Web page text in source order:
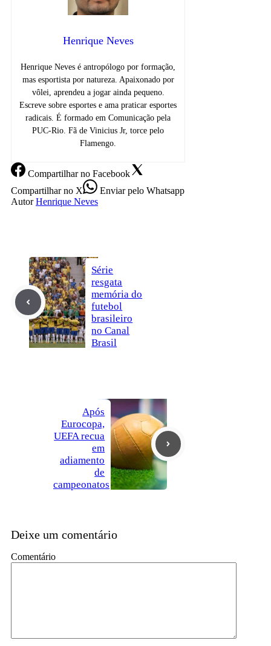
Henrique Neves
Henrique Neves é antropólogo por formação,
mas esportista por natureza. Apaixonado por
vôlei, aprendeu a jogar ainda pequeno.
Escreve sobre esportes e ama praticar esportes
radicais. É formado em Comunicação pela
PUC-Rio. Fã de Vinicius Jr, torce pelo
Flamengo.
Compartilharno Facebook
Compartilharno X Enviarpelo Whatsapp
Autor Henrique Neves
Série
resgata
memória do
futebol
brasileiro
no Canal
Brasil
Após
Eurocopa,
UEFA recua
em
adiamento
de
campeonatos
Deixe um comentário
Comentário